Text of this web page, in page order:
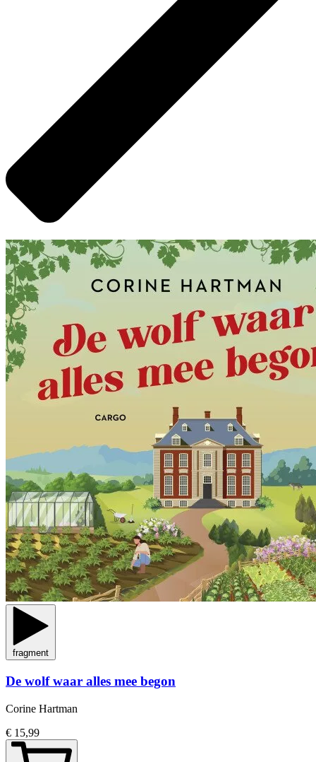
fragment
De wolf waar alles mee begon
Corine Hartman
€ 15,99